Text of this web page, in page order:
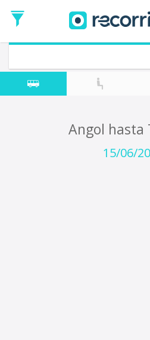
de
Ida
Vuelta (opcional)
Fecha
de
Angol hasta
15/06/